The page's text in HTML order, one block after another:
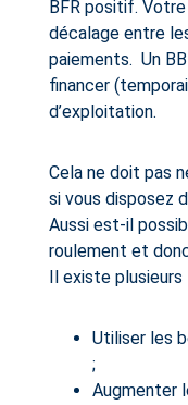
BFR positif.
décalage entre
paiements. Un
financer
d’exploitation.
Cela ne doit pas
si vous disposez
Aussi est-il
roulement et
Il existe
Utiliser les
;
Augmenter